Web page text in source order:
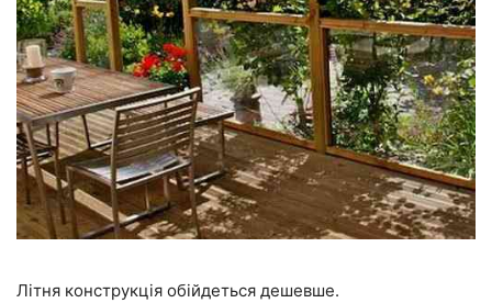
Літня конструкція обійдеться дешевше.